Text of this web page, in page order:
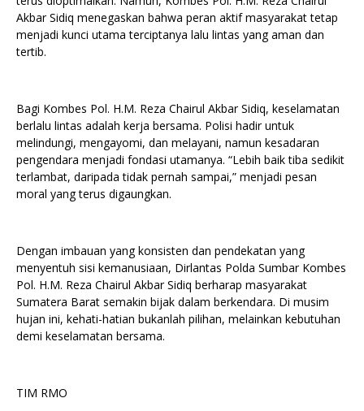
Akbar Sidiq menegaskan bahwa peran aktif masyarakat tetap
menjadi kunci utama terciptanya lalu lintas yang aman dan
tertib.
Bagi Kombes Pol. H.M. Reza Chairul Akbar Sidiq, keselamatan
berlalu lintas adalah kerja bersama. Polisi hadir untuk
melindungi, mengayomi, dan melayani, namun kesadaran
pengendara menjadi fondasi utamanya. “Lebih baik tiba sedikit
terlambat, daripada tidak pernah sampai,” menjadi pesan
moral yang terus digaungkan.
Dengan imbauan yang konsisten dan pendekatan yang
menyentuh sisi kemanusiaan, Dirlantas Polda Sumbar Kombes
Pol. H.M. Reza Chairul Akbar Sidiq berharap masyarakat
Sumatera Barat semakin bijak dalam berkendara. Di musim
hujan ini, kehati-hatian bukanlah pilihan, melainkan kebutuhan
demi keselamatan bersama.
TIM RMO